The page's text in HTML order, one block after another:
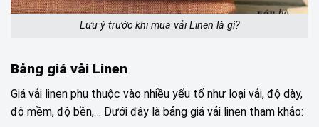
Lưu ý trước khi mua vải Linen là gì?
Bảng giá vải Linen
Giá vải linen phụ thuộc vào nhiều yếu tố như loại vải, độ dày,
độ mềm, độ bền,… Dưới đây là bảng giá vải linen tham khảo: